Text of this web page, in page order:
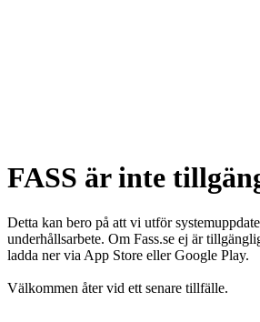
FASS är inte
Detta kan bero på att vi utför
underhållsarbete. Om Fass.se ej är
ladda ner via App Store eller Google Play.
Välkommen åter vid ett senare tillfälle.